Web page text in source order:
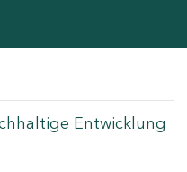
Entwicklung